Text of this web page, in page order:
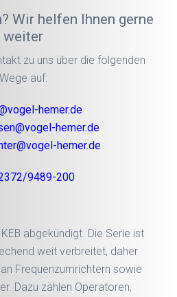
Wir helfen Ihnen gerne
weiter
zu uns über die folgenden
Wege auf:
hemer.de
hemer.de
hemer.de
9489-200
abgekündigt. Die Serie ist
weit verbreitet, daher
Frequenzumrichtern sowie
Dazu zählen Operatoren,